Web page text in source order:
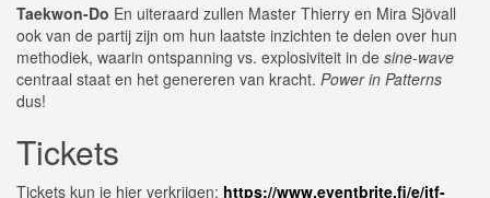
Taekwon-Do En uiteraard zullen Master Thierry en Mira Sjövall
ook van de partij zijn om hun laatste inzichten te delen over hun
methodiek, waarin ontspanning vs. explosiviteit in de sine-wave
centraal staat en het genereren van kracht. Power in Patterns
dus!
Tickets
Tickets kun je hier verkrijgen: https://www.eventbrite.fi/e/itf-